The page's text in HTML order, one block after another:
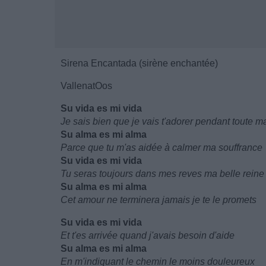
Sirena Encantada (sirène enchantée)
VallenatOos
Su vida es mi vida
Je sais bien que je vais t'adorer pendant toute
Su alma es mi alma
Parce que tu m'as aidée à calmer ma souffrance
Su vida es mi vida
Tu seras toujours dans mes reves ma belle reine
Su alma es mi alma
Cet amour ne terminera jamais je te le promets
Su vida es mi vida
Et t'es arrivée quand j'avais besoin d'aide
Su alma es mi alma
En m'indiquant le chemin le moins douleureux